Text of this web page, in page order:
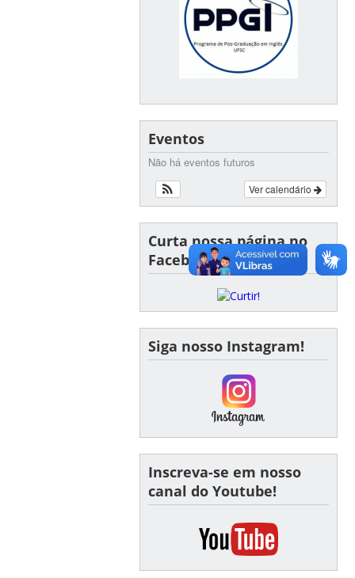
Eventos
Não há eventos futuros
Ver calendário
Curta nossa página no
Facebook!
Siga nosso Instagram!
Inscreva-se em nosso
canal do Youtube!